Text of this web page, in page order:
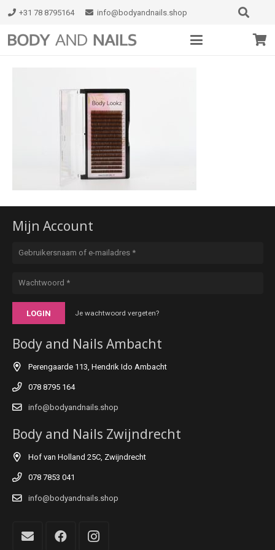
+31 78 8795164 info@bodyandnails.shop
Mijn Account
LOGIN Je wachtwoord vergeten?
Body and Nails Ambacht
Perengaarde 113, Hendrik Ido Ambacht
078 8795 164
info@bodyandnails.shop
Body and Nails Zwijndrecht
Hof van Holland 25C, Zwijndrecht
078 7853 041
info@bodyandnails.shop